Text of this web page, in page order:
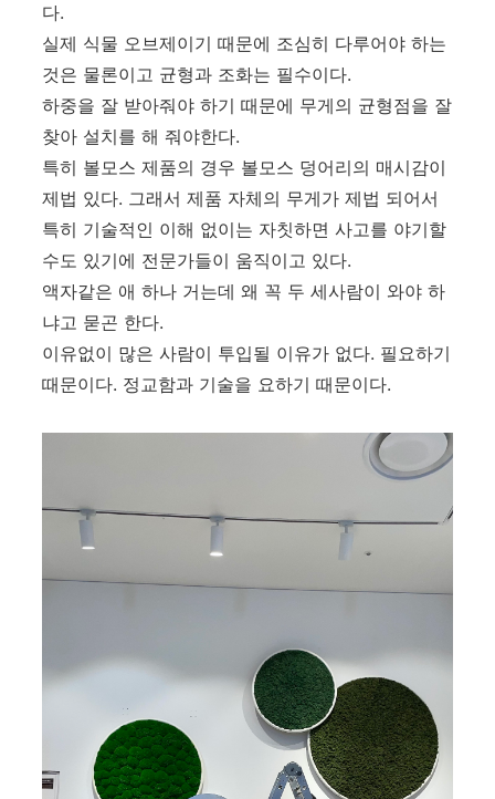
다.
실제 식물 오브제이기 때문에 조심히 다루어야 하는
것은 물론이고 균형과 조화는 필수이다.
하중을 잘 받아줘야 하기 때문에 무게의 균형점을 잘
찾아 설치를 해 줘야한다.
특히 볼모스 제품의 경우 볼모스 덩어리의 매시감이
제법 있다. 그래서 제품 자체의 무게가 제법 되어서
특히 기술적인 이해 없이는 자칫하면 사고를 야기할
수도 있기에 전문가들이 움직이고 있다.
액자같은 애 하나 거는데 왜 꼭 두 세사람이 와야 하
냐고 묻곤 한다.
이유없이 많은 사람이 투입될 이유가 없다. 필요하기
때문이다. 정교함과 기술을 요하기 때문이다.